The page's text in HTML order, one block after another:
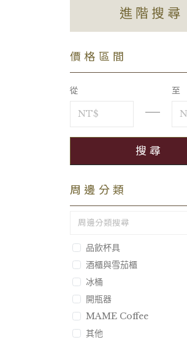
進階搜尋
價格區間
從 至
周邊分類
品飲杯具
酒櫃與雪茄櫃
冰桶
開瓶器
MAME Coffee
其他